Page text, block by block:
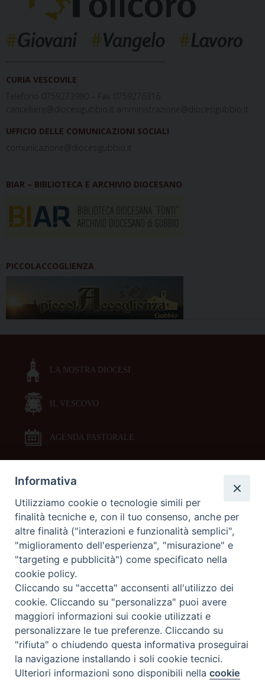
CURIA VESCOVILE
Telefono 0759273980 – Fax 0759276316
cancelliere@diocesigubbio.it amministrazione@diocesigubbio.it
UFFICIO DELLE COMUNICAZIONI SOCIALI
comunicazione@diocesigubbio.it
BIAR – BIBLIOTECA E ARCHIVIO DIOCESANO
PICCOLACCOGLIENZA
LA NOSTRA DIOCESI
IL VESCOVO
AGENDA PASTORALE
DOCUMENTI PASTORALI
ORARI MESSE
LITURGIA DELLE ORE
GALLERIE FOTOGRAFICHE
GALLERIE VIDEO
Preferenze Cookie
Informativa
Utilizziamo cookie o tecnologie simili per
finalità tecniche e, con il tuo consenso, anche per
altre finalità ("interazioni e funzionalità semplici",
"miglioramento dell'esperienza", "misurazione" e
"targeting e pubblicità") come specificato nella
cookie policy.
Cliccando su "accetta" acconsenti all'utilizzo dei
cookie. Cliccando su "personalizza" puoi avere
maggiori informazioni sui cookie utilizzati e
personalizzare le tue preferenze. Cliccando su
"rifiuta" o chiudendo questa informativa proseguirai
la navigazione installando i soli cookie tecnici.
Ulteriori informazioni sono disponibili nellacookie